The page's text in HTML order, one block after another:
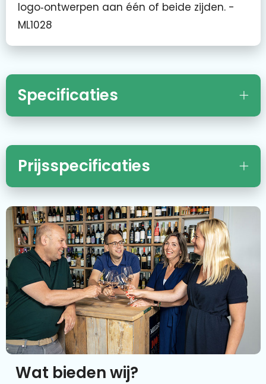
logo‑ontwerpen aan één of beide zijden. -
ML1028
Specificaties
Prijsspecificaties
Wat bieden wij?